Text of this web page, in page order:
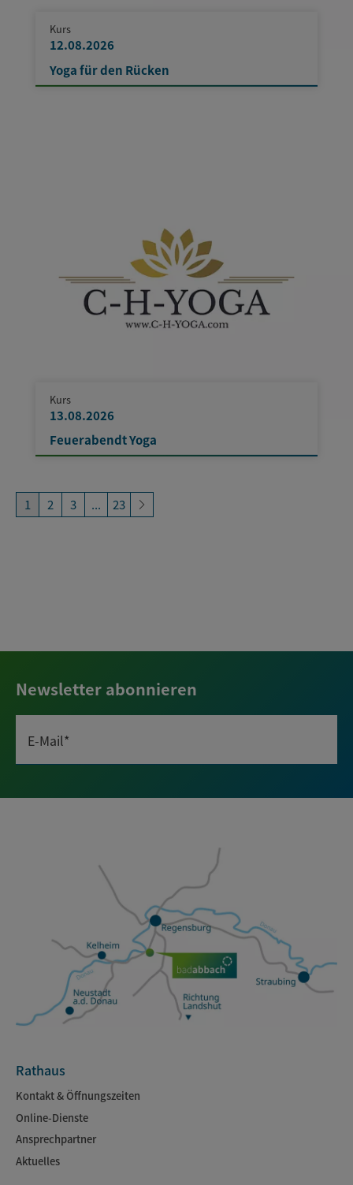
Kurs
12.08.2026
Yoga für den Rücken
Kurs
13.08.2026
Feuerabendt Yoga
1 2 3 ... 23
Newsletter abonnieren
E-Mail*
Rathaus
Kontakt & Öffnungszeiten
Online-Dienste
Ansprechpartner
Aktuelles